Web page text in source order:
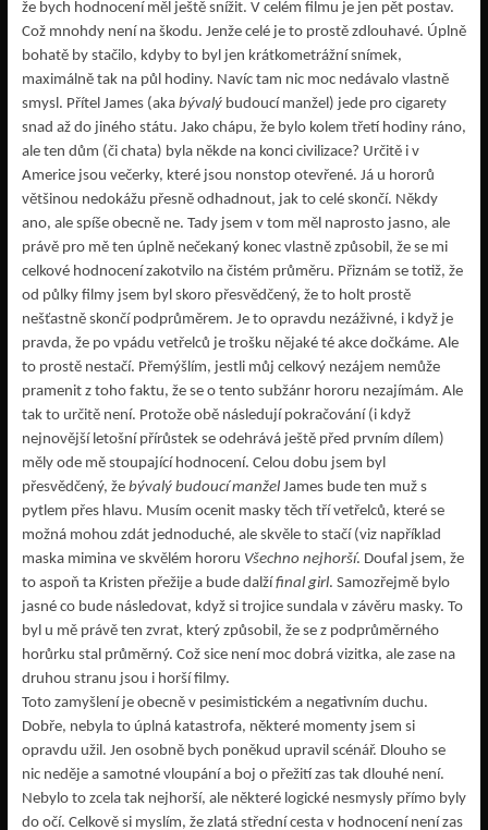
že bych hodnocení měl ještě snížit. V celém filmu je jen pět postav.
Což mnohdy není na škodu. Jenže celé je to prostě zdlouhavé. Úplně
bohatě by stačilo, kdyby to byl jen krátkometrážní snímek,
maximálně tak na půl hodiny. Navíc tam nic moc nedávalo vlastně
smysl. Přítel James (aka bývalýbudoucí manžel) jede pro cigarety
snad až do jiného státu. Jako chápu, že bylo kolem třetí hodiny ráno,
ale ten dům (či chata) byla někde na konci civilizace? Určitě i v
Americe jsou večerky, které jsou nonstop otevřené. Já u hororů
většinou nedokážu přesně odhadnout, jak to celé skončí. Někdy
ano, ale spíše obecně ne. Tady jsem v tom měl naprosto jasno, ale
právě pro mě ten úplně nečekaný konec vlastně způsobil, že se mi
celkové hodnocení zakotvilo na čistém průměru. Přiznám se totiž, že
od půlky filmy jsem byl skoro přesvědčený, že to holt prostě
nešťastně skončí podprůměrem. Je to opravdu nezáživné, i když je
pravda, že po vpádu vetřelců je trošku nějaké té akce dočkáme. Ale
to prostě nestačí. Přemýšlím, jestli můj celkový nezájem nemůže
pramenit z toho faktu, že se o tento subžánr hororu nezajímám. Ale
tak to určitě není. Protože obě následují pokračování (i když
nejnovější letošní přírůstek se odehrává ještě před prvním dílem)
měly ode mě stoupající hodnocení. Celou dobu jsem byl
přesvědčený, že bývalý budoucí manželJames bude ten muž s
pytlem přes hlavu. Musím ocenit masky těch tří vetřelců, které se
možná mohou zdát jednoduché, ale skvěle to stačí (viz například
maska mimina ve skvělém hororu Všechno nejhorší. Doufal jsem, že
to aspoň ta Kristen přežije a bude dalží final girl. Samozřejmě bylo
jasné co bude následovat, když si trojice sundala v závěru masky. To
byl u mě právě ten zvrat, který způsobil, že se z podprůměrného
horůrku stal průměrný. Což sice není moc dobrá vizitka, ale zase na
druhou stranu jsou i horší filmy.
Toto zamyšlení je obecně v pesimistickém a negativním duchu.
Dobře, nebyla to úplná katastrofa, některé momenty jsem si
opravdu užil. Jen osobně bych poněkud upravil scénář. Dlouho se
nic neděje a samotné vloupání a boj o přežití zas tak dlouhé není.
Nebylo to zcela tak nejhorší, ale některé logické nesmysly přímo byly
do očí. Celkově si myslím, že zlatá střední cesta v hodnocení není zas